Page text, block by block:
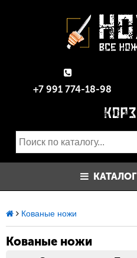
+7 991 774-18-98
Кованые ножи
Кованые ножи